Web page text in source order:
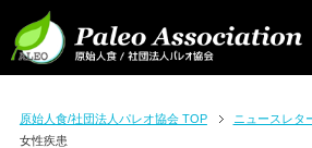
原始人食/社団法人パレオ協会 TOP
ニュースレタ
女性疾患